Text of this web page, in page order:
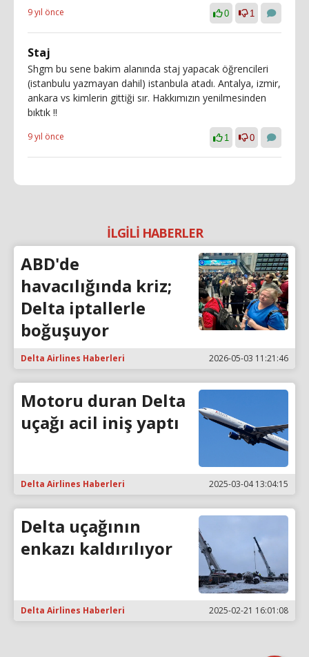
9 yıl önce 0 1
Staj
Shgm bu sene bakim alanında staj yapacak öğrencileri
(istanbulu yazmayan dahil) istanbula atadı. Antalya, izmir,
ankara vs kimlerin gittiği sır. Hakkımızın yenilmesinden
bıktık !!
9 yıl önce 1 0
İLGİLİ HABERLER
ABD'de
havacılığında kriz;
Delta iptallerle
boğuşuyor
Delta Airlines Haberleri 2026-05-03 11:21:46
Motoru duran Delta
uçağı acil iniş yaptı
Delta Airlines Haberleri 2025-03-04 13:04:15
Delta uçağının
enkazı kaldırılıyor
Delta Airlines Haberleri 2025-02-21 16:01:08